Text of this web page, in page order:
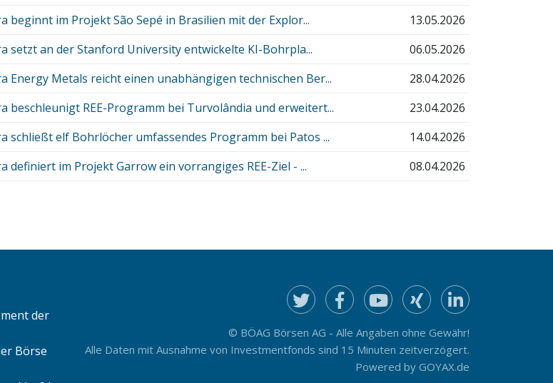
beginnt im Projekt São Sepé in Brasilien mit der Explor...
13.05.2026
setzt an der Stanford University entwickelte KI-Bohrpla...
06.05.2026
Energy Metals reicht einen unabhängigen technischen Ber...
28.04.2026
beschleunigt REE-Programm bei Turvolândia und erweitert...
23.04.2026
schließt elf Bohrlöcher umfassendes Programm bei Patos ...
14.04.2026
definiert im Projekt Garrow ein vorrangiges REE-Ziel - ...
08.04.2026
der
Börse
© BÖAG Börsen AG - Alle Angaben ohne Gewähr!
Alle Daten mit Ausnahme von Investmentfonds sind 15 Minuten zeitverzögert.
Powered by GOYAX.de